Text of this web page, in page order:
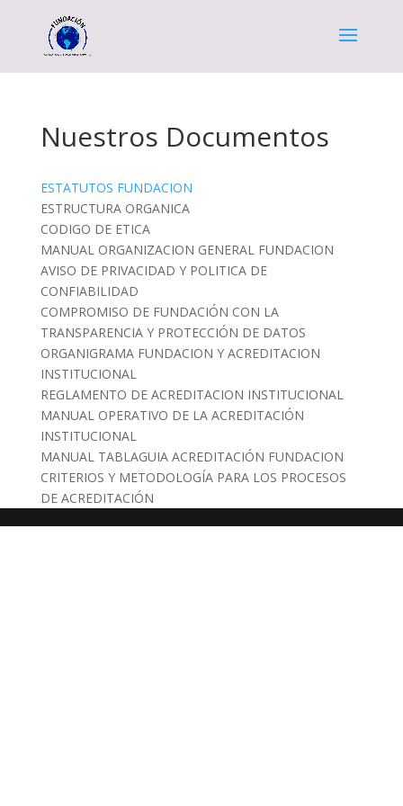
Nuestros Documentos
ESTATUTOS FUNDACION
ESTRUCTURA ORGANICA
CODIGO DE ETICA
MANUAL ORGANIZACION GENERAL FUNDACION
AVISO DE PRIVACIDAD Y POLITICA DE
CONFIABILIDAD
COMPROMISO DE FUNDACIÓN CON LA
TRANSPARENCIA Y PROTECCIÓN DE DATOS
ORGANIGRAMA FUNDACION Y ACREDITACION
INSTITUCIONAL
REGLAMENTO DE ACREDITACION INSTITUCIONAL
MANUAL OPERATIVO DE LA ACREDITACIÓN
INSTITUCIONAL
MANUAL TABLAGUIA ACREDITACIÓN FUNDACION
CRITERIOS Y METODOLOGÍA PARA LOS PROCESOS
DE ACREDITACIÓN